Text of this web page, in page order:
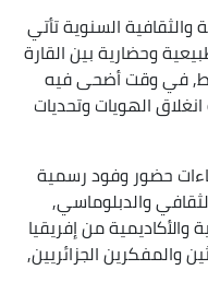
السنوية تأتي
وحضارية بين القارة
في وقت أضحى فيه
الهويات وتحديات
حضور وفود رسمية
والدبلوماسي,
من إفريقيا
والمفكرين الجزائريين,